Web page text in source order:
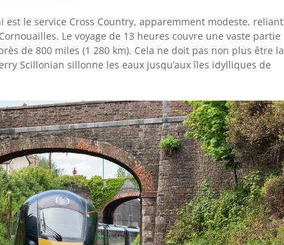
est le service Cross Country, apparemment modeste, reliant
Le voyage de 13 heures couvre une vaste partie
de 800 miles (1 280 km). Cela ne doit pas non plus être la
Scillonian sillonne les eaux jusqu’aux îles idylliques de